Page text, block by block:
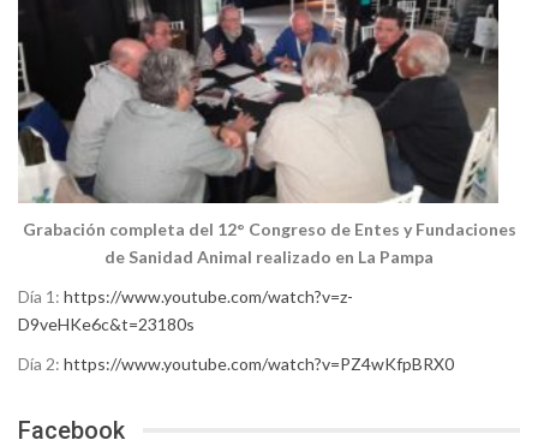
Grabación completa del 12° Congreso de Entes y Fundaciones
de Sanidad Animal realizado en La Pampa
Día 1: https://www.youtube.com/watch?v=z-
D9veHKe6c&t=23180s
Día 2: https://www.youtube.com/watch?v=PZ4wKfpBRX0
Facebook